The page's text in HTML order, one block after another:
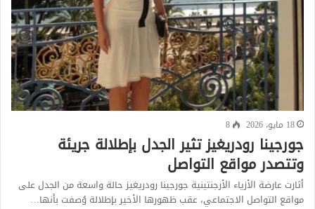
18 مايو، 2026 8
جورجينا رودريغيز تثير الجدل بإطلالة جريئة
وتتصدر مواقع التواصل
أثارت عارضة الأزياء الأرجنتينية جورجينا رودريغيز حالة واسعة من الجدل على
مواقع التواصل الاجتماعي، عقب ظهورها الأخير بإطلالة وُصفت بأنها…